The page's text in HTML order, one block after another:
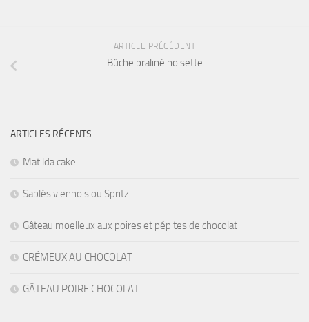
ARTICLE PRÉCÉDENT
Bûche praliné noisette
ARTICLES RÉCENTS
Matilda cake
Sablés viennois ou Spritz
Gâteau moelleux aux poires et pépites de chocolat
CRÉMEUX AU CHOCOLAT
GÂTEAU POIRE CHOCOLAT